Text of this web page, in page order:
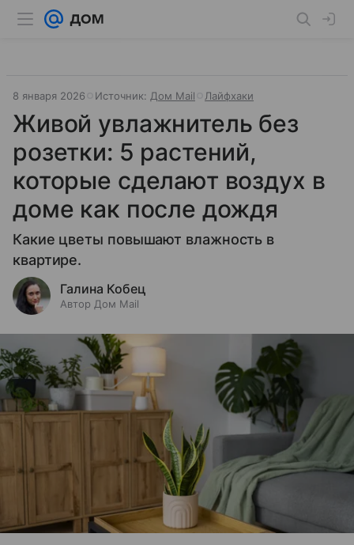
8 января 2026 Источник: Дом Mail Лайфхаки
Живой увлажнитель без
розетки: 5 растений,
которые сделают воздух в
доме как после дождя
Какие цветы повышают влажность в
квартире.
Галина Кобец
Автор Дом Mail